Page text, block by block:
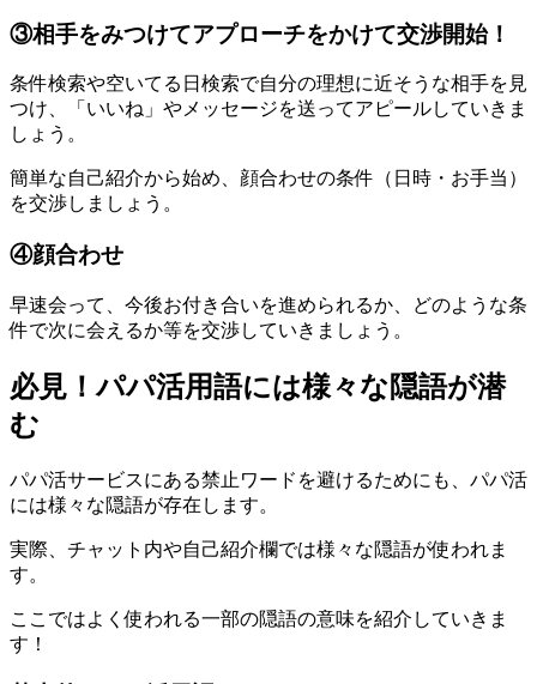
③相手をみつけてアプローチをかけて交渉開始！
条件検索や空いてる日検索で自分の理想に近そうな相手を見
つけ、「いいね」やメッセージを送ってアピールしていきま
しょう。
簡単な自己紹介から始め、顔合わせの条件（日時・お手当）
を交渉しましょう。
④顔合わせ
早速会って、今後お付き合いを進められるか、どのような条
件で次に会えるか等を交渉していきましょう。
必見！パパ活用語には様々な隠語が潜
む
パパ活サービスにある禁止ワードを避けるためにも、パパ活
には様々な隠語が存在します。
実際、チャット内や自己紹介欄では様々な隠語が使われま
す。
ここではよく使われる一部の隠語の意味を紹介していきま
す！